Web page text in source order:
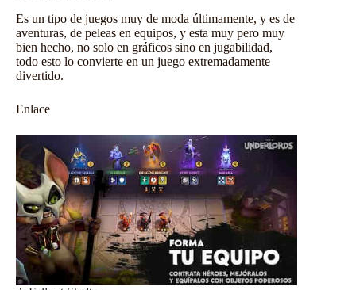
Es un tipo de juegos muy de moda últimamente, y es de
aventuras, de peleas en equipos, y esta muy pero muy
bien hecho, no solo en gráficos sino en jugabilidad,
todo esto lo convierte en un juego extremadamente
divertido.
Enlace